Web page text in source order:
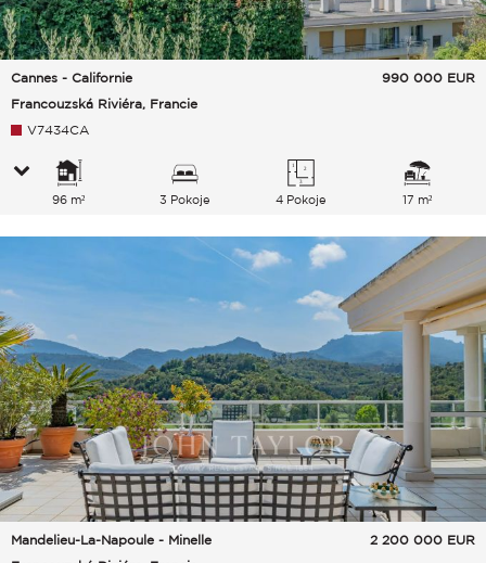
Cannes - Californie
Francouzská Riviéra, Francie
990 000 EUR
V7434CA
96 m² 3 Pokoje 4 Pokoje 17 m²
Mandelieu-La-Napoule - Minelle
2 200 000 EUR